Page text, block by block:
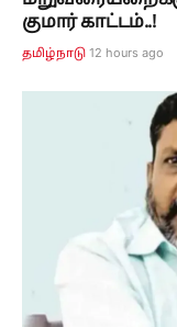
குமார் காட்டம்..!
தமிழ்நாடு 12 hours ago